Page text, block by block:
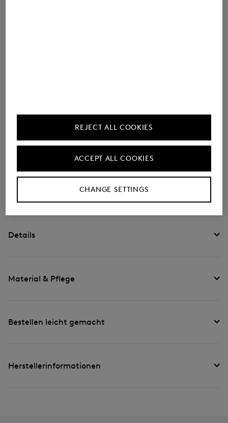
Sonnenstrahlen, ergänzt durch einen markanten
Nasensteg für ein Komfort-Upgrade. Schmale
Edelstahl-Bügel mit Kunststoff-Besatz ergänzen das
Details
Material & Pflege
Bestellen leicht gemacht
Herstellerinformationen
CHANGE SETTINGS
REJECT ALL COOKIES
ACCEPT ALL COOKIES